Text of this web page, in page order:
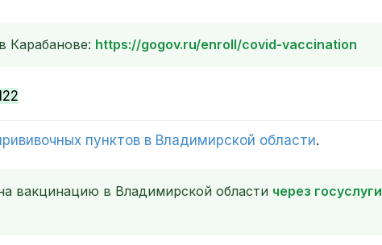
Карабанове: https://gogov.ru/enroll/covid-vaccination
пунктов в Владимирской области.
вакцинацию в Владимирской области через госуслуги